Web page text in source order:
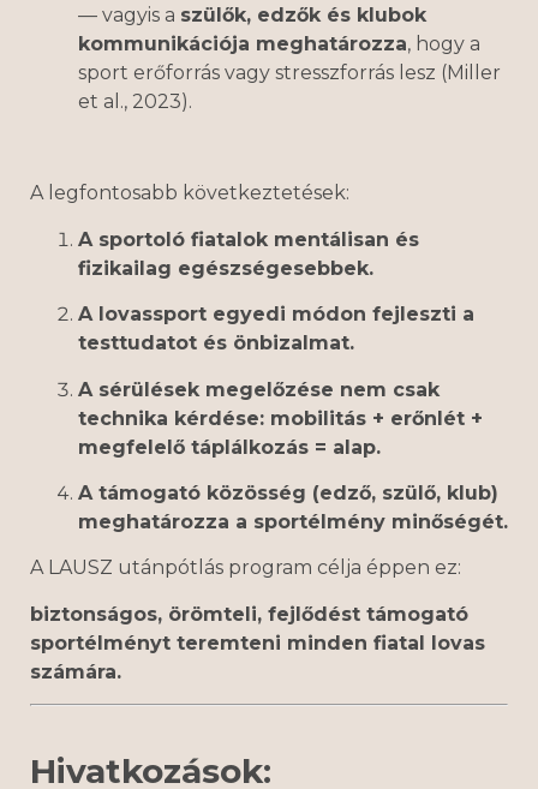
— vagyis a szülők, edzők és klubok
kommunikációja meghatározza, hogy a
sport erőforrás vagy stresszforrás lesz (Miller
et al., 2023).
A legfontosabb következtetések:
A sportoló fiatalok mentálisan és
fizikailag egészségesebbek.
A lovassport egyedi módon fejleszti a
testtudatot és önbizalmat.
A sérülések megelőzése nem csak
technika kérdése: mobilitás + erőnlét +
megfelelő táplálkozás = alap.
A támogató közösség (edző, szülő, klub)
meghatározza a sportélmény minőségét.
A LAUSZ utánpótlás program célja éppen ez:
biztonságos, örömteli, fejlődést támogató
sportélményt teremteni minden fiatal lovas
számára.
Hivatkozások: